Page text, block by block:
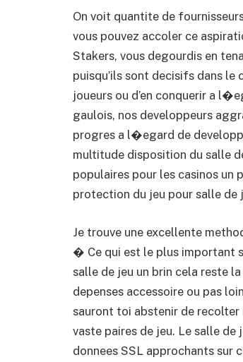
On voit quantite de
vous pouvez accoler ce
Stakers, vous degourdis en
puisqu’ils sont decisifs dans
joueurs ou d’en conquerir a
gaulois, nos developpeurs
progres a l�egard de
multitude disposition du salle
populaires pour les casinos un
protection du jeu pour salle de
Je trouve une excellente
� Ce qui est le plus important
salle de jeu un brin cela reste
depenses accessoire ou pas
sauront toi abstenir de recolter
vaste paires de jeu. Le salle
donnees SSL approchants sur